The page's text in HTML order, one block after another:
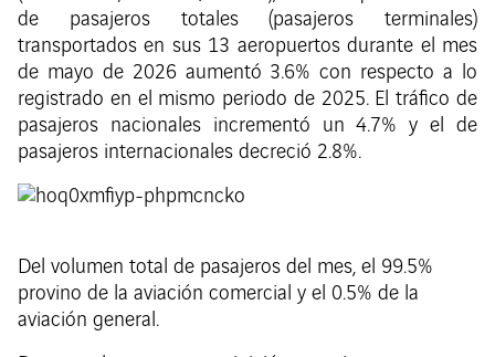
de pasajeros totales (pasajeros terminales)
transportados en sus 13 aeropuertos durante el mes
de mayo de 2026 aumentó 3.6% con respecto a lo
registrado en el mismo periodo de 2025. El tráfico de
pasajeros nacionales incrementó un 4.7% y el de
pasajeros internacionales decreció 2.8%.
Del volumen total de pasajeros del mes, el 99.5%
provino de la aviación comercial y el 0.5% de la
aviación general.